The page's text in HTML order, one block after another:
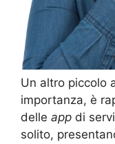
Un altro piccolo
importanza, è
delle app di
solito,